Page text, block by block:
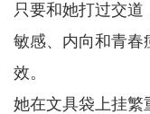
只要和她打过交道
敏感、内向和青春
效。
她在文具袋上挂繁